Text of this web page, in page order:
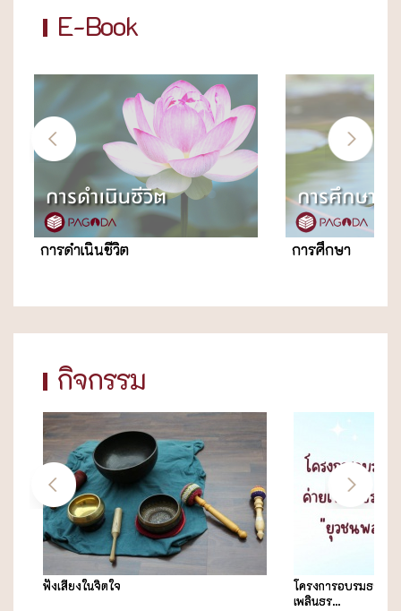
E-Book
การดำเนินชีวิต การศึกษา
กิจกรรม
โครงการอบรมธรรมะสำหรับเยาวชน ค่าย
คุยกับหมอ